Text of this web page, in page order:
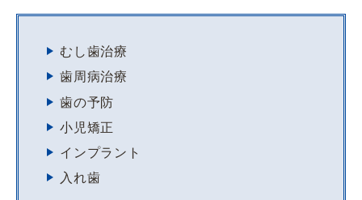
むし歯治療
歯周病治療
歯の予防
小児矯正
インプラント
入れ歯